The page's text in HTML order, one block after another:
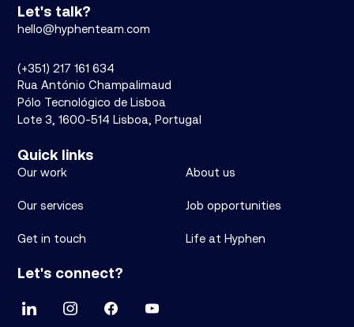
Let's talk?
hello@hyphenteam.com
(+351) 217 161 634
Rua António Champalimaud
Pólo Tecnológico de Lisboa
Lote 3, 1600-514 Lisboa, Portugal
Quick links
Our work About us
Our services Job opportunities
Get in touch Life at Hyphen
Let's connect?